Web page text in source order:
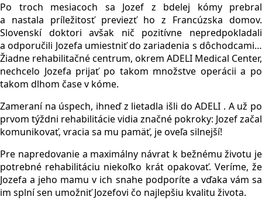
Po troch mesiacoch sa Jozef z bdelej kómy prebral
a nastala príležitosť previezť ho z Francúzska domov.
Slovenskí doktori avšak nič pozitívne nepredpokladali
a odporučili Jozefa umiestniť do zariadenia s dôchodcami…
Žiadne rehabilitačné centrum, okrem ADELI Medical Center,
nechcelo Jozefa prijať po takom množstve operácii a po
takom dlhom čase v kóme.
Zameraní na úspech, ihneď z lietadla išli do ADELI . A už po
prvom týždni rehabilitácie vidia značné pokroky: Jozef začal
komunikovať, vracia sa mu pamäť, je oveľa silnejší!
Pre napredovanie a maximálny návrat k bežnému životu je
potrebné rehabilitáciu niekoľko krát opakovať. Veríme, že
Jozefa a jeho mamu v ich snahe podporíte a vďaka vám sa
im splní sen umožniť Jozefovi čo najlepšiu kvalitu života.